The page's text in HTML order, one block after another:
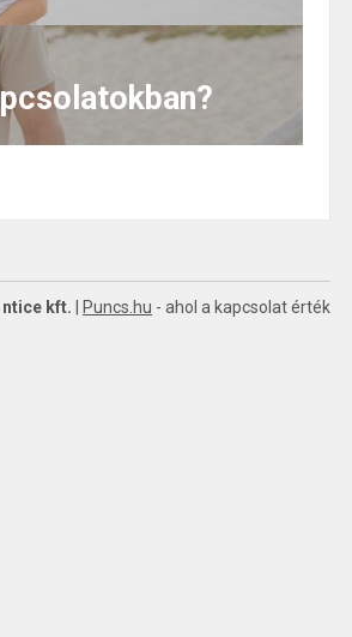
ntice kft. Puncs.hu - ahol a kapcsolat érték